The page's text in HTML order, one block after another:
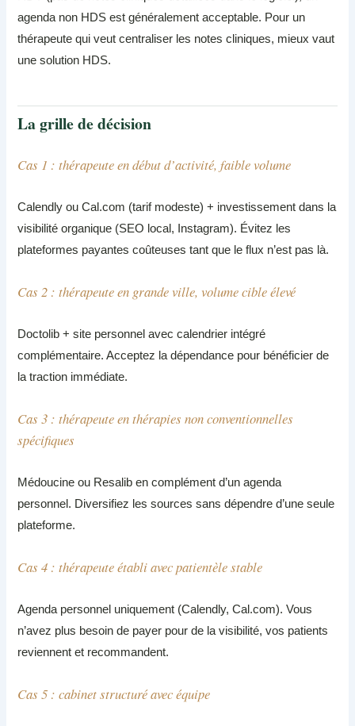
agenda non HDS est généralement acceptable. Pour un
thérapeute qui veut centraliser les notes cliniques, mieux vaut
une solution HDS.
La grille de décision
Cas 1 : thérapeute en début d’activité, faible volume
Calendly ou Cal.com (tarif modeste) + investissement dans la
visibilité organique (SEO local, Instagram). Évitez les
plateformes payantes coûteuses tant que le flux n’est pas là.
Cas 2 : thérapeute en grande ville, volume cible élevé
Doctolib + site personnel avec calendrier intégré
complémentaire. Acceptez la dépendance pour bénéficier de
la traction immédiate.
Cas 3 : thérapeute en thérapies non conventionnelles
spécifiques
Médoucine ou Resalib en complément d’un agenda
personnel. Diversifiez les sources sans dépendre d’une seule
plateforme.
Cas 4 : thérapeute établi avec patientèle stable
Agenda personnel uniquement (Calendly, Cal.com). Vous
n’avez plus besoin de payer pour de la visibilité, vos patients
reviennent et recommandent.
Cas 5 : cabinet structuré avec équipe